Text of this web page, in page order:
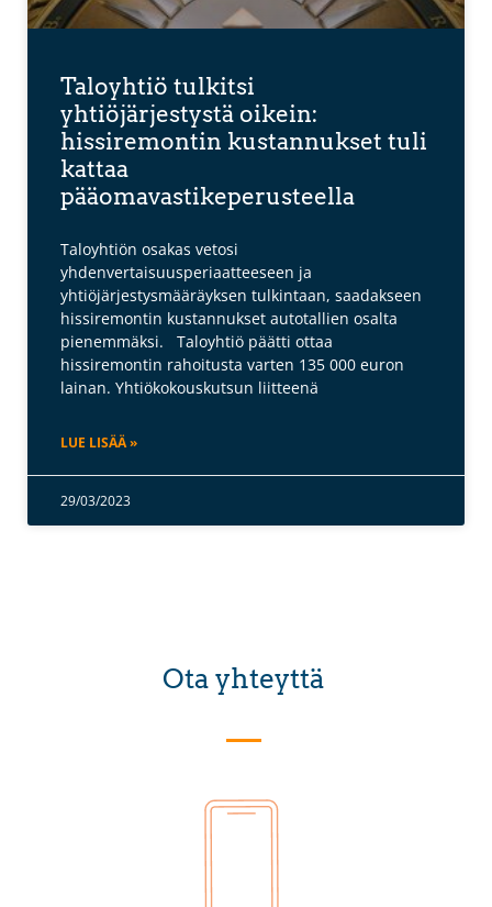
Taloyhtiö tulkitsi
yhtiöjärjestystä oikein:
hissiremontin kustannukset tuli
kattaa
pääomavastikeperusteella
Taloyhtiön osakas vetosi
yhdenvertaisuusperiaatteeseen ja
yhtiöjärjestysmääräyksen tulkintaan, saadakseen
hissiremontin kustannukset autotallien osalta
pienemmäksi. Taloyhtiö päätti ottaa
hissiremontin rahoitusta varten 135 000 euron
lainan. Yhtiökokouskutsun liitteenä
LUE LISÄÄ »
29/03/2023
Ota yhteyttä